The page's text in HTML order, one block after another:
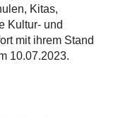
Kitas,
Kultur- und
mit ihrem Stand
10.07.2023.